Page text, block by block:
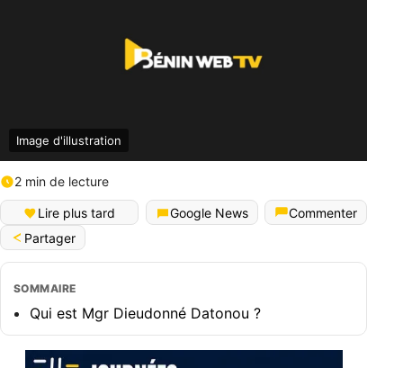
Image d'illustration
2 min de lecture
Lire plus tard Google News
Commenter
Partager
SOMMAIRE
Qui est Mgr Dieudonné Datonou ?